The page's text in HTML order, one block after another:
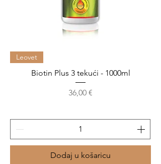
Leovet
Biotin Plus 3 tekući - 1000ml
Cijena
36,00 €
Dodaj u košaricu